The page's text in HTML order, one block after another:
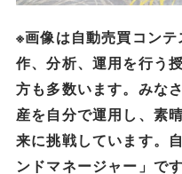
※画像は自動売買コン
作、分析、運用を行う
方も多数います。みな
産を自分で運用し、素
来に挑戦しています。
ンドマネージャー」です